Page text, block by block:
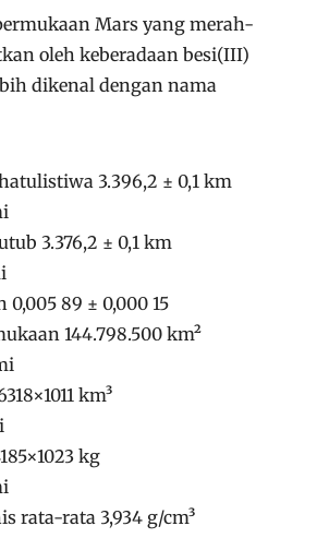
Mars yang merah-
oleh keberadaan besi(III)
dikenal dengan nama
3.396,2 ± 0,1 km
3.376,2 ± 0,1 km
0,005 89 ± 0,000 15
144.798.500 km²
km³
kg
rata-rata 3,934 g/cm³